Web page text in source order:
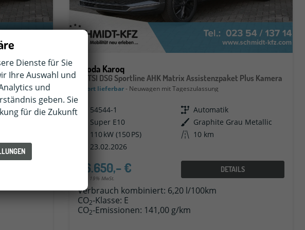
Kamera
Skoda Karoq
1.5 TSI DSG Sportline AHK Matrix Assistenzpaket Plus Kamera
sofort lieferbar Neuwagen mit Tageszulassung
54544-1 Getriebe Automatik
Super E10 Außenfarbe Graphite Grau Metallic
110 kW (150 PS) Kilometerstand 10 km
23.02.2026
36.650,– €
incl. 19% MwSt.
DETAILS
Verbrauch kombiniert: 6,20 l/100km
CO2-Klasse: E
CO2-Emissionen: 141,00 g/km
Dienste für Sie
Ihre Auswahl und
und
geben. Sie
für die Zukunft